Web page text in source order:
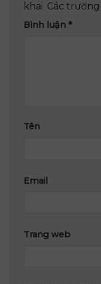
khai. Các
Bình luận *
Tên
Email
Trang web